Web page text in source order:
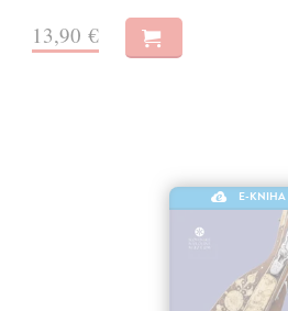
13,90 €
E-KNIHA